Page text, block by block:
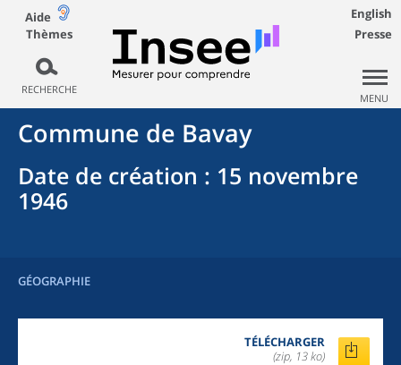
Aide
Thèmes
RECHERCHE
English
Presse
MENU
Commune de Bavay
Date de création : 15 novembre
1946
GÉOGRAPHIE
TÉLÉCHARGER
(zip, 13 ko)